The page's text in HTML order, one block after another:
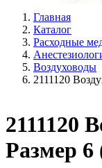
Главная
Каталог
Расходные
Воздуховоды
2111120
2111120
Размер 6